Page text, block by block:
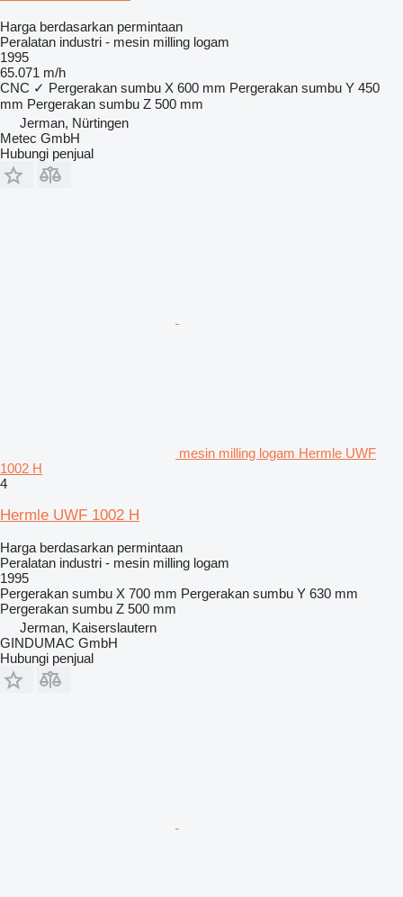
Harga berdasarkan permintaan
Peralatan industri - mesin milling logam
1995
65.071 m/h
CNC ✓ Pergerakan sumbu X 600 mm Pergerakan sumbu Y 450
mm Pergerakan sumbu Z 500 mm
Jerman, Nürtingen
Metec GmbH
Hubungi penjual
mesin milling logam Hermle UWF
1002 H
4
Hermle UWF 1002 H
Harga berdasarkan permintaan
Peralatan industri - mesin milling logam
1995
Pergerakan sumbu X 700 mm Pergerakan sumbu Y 630 mm
Pergerakan sumbu Z 500 mm
Jerman, Kaiserslautern
GINDUMAC GmbH
Hubungi penjual